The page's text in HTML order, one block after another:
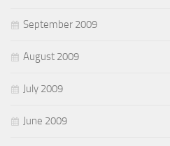
September 2009
August 2009
July 2009
June 2009